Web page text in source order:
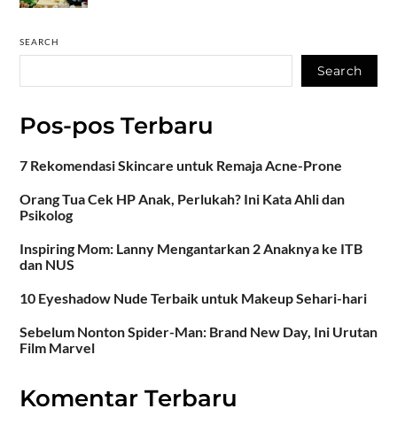
SEARCH
Search
Pos-pos Terbaru
7 Rekomendasi Skincare untuk Remaja Acne-Prone
Orang Tua Cek HP Anak, Perlukah? Ini Kata Ahli dan
Psikolog
Inspiring Mom: Lanny Mengantarkan 2 Anaknya ke ITB
dan NUS
10 Eyeshadow Nude Terbaik untuk Makeup Sehari-hari
Sebelum Nonton Spider-Man: Brand New Day, Ini Urutan
Film Marvel
Komentar Terbaru